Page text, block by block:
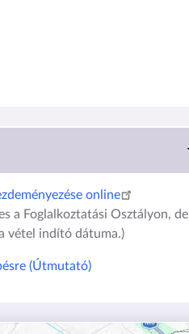
online
a Foglalkoztatási Osztályon, de
vétel indító dátuma.)
(Útmutató)